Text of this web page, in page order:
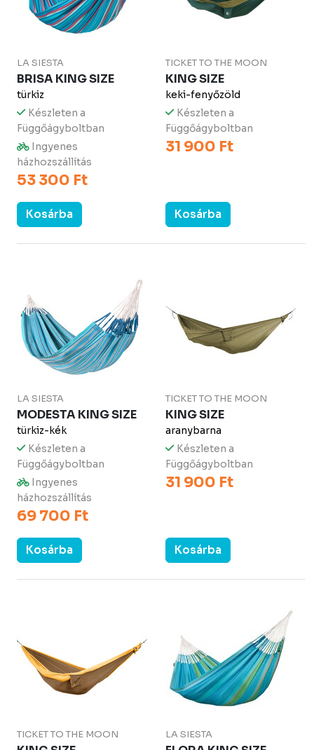
LA SIESTA
BRISA KING SIZE
türkiz
Készleten a
Függőágyboltban
Ingyenes
házhozszállítás
53 300 Ft
Kosárba
TICKET TO THE MOON
KING SIZE
keki-fenyőzöld
Készleten a
Függőágyboltban
31 900 Ft
Kosárba
LA SIESTA
MODESTA KING SIZE
türkiz-kék
Készleten a
Függőágyboltban
Ingyenes
házhozszállítás
69 700 Ft
Kosárba
TICKET TO THE MOON
KING SIZE
aranybarna
Készleten a
Függőágyboltban
31 900 Ft
Kosárba
TICKET TO THE MOON LA SIESTA